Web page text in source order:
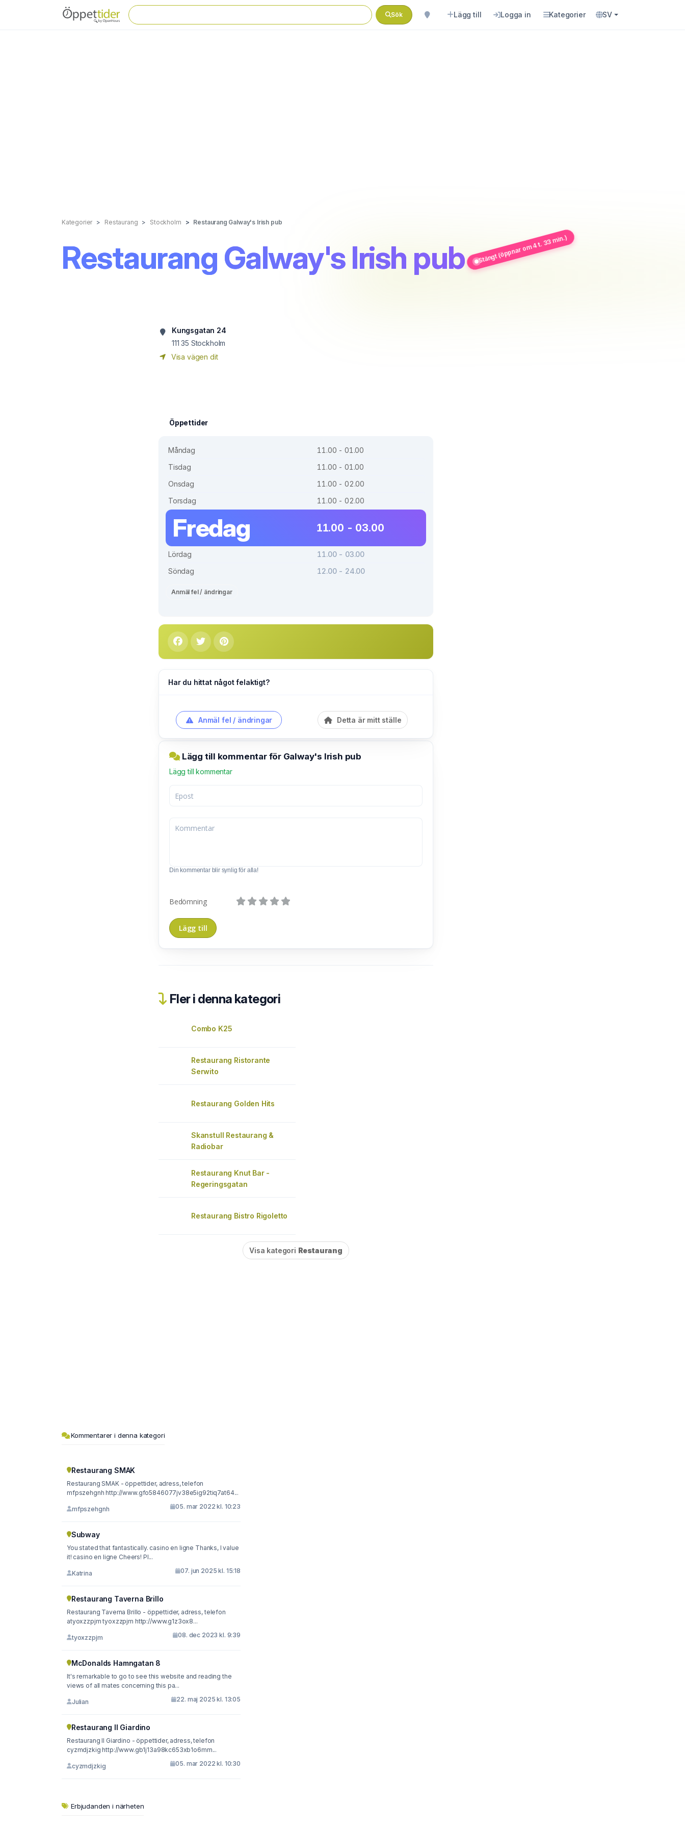
Sök Lägg till Logga in Kategorier SV
Kategorier Restaurang Stockholm Restaurang Galway's Irish pub
Restaurang Galway's Irish pub Stängt (öppnar om 4 t. 33 min.)
Kungsgatan 24
111 35 Stockholm
Visa vägen dit
Öppettider
Måndag
11.00 - 01.00
Tisdag
11.00 - 01.00
Onsdag
11.00 - 02.00
Torsdag
11.00 - 02.00
Fredag 11.00 - 03.00
Lördag
11.00 - 03.00
Söndag
12.00 - 24.00
Anmäl fel / ändringar
Har du hittat något felaktigt?
Anmäl fel / ändringar Detta är mitt ställe
Lägg till kommentar för Galway's Irish pub
Lägg till kommentar
Din kommentar blir synlig för alla!
Bedömning
Fler i denna kategori
Combo K25
Restaurang Ristorante
Serwito
Restaurang Golden Hits
Skanstull Restaurang &
Radiobar
Restaurang Knut Bar -
Regeringsgatan
Restaurang Bistro Rigoletto
Visa kategori Restaurang
Kommentarer i denna kategori
Restaurang SMAK
Restaurang SMAK - öppettider, adress, telefon
mfpszehgnh http://www.gfo5846077jv38e5ig92tiq7at64...
mfpszehgnh 05. mar 2022 kl. 10:23
Subway
You stated that fantastically. casino en ligne Thanks, I value
it! casino en ligne Cheers! Pl...
Katrina 07. jun 2025 kl. 15:18
Restaurang Taverna Brillo
Restaurang Taverna Brillo - öppettider, adress, telefon
atyoxzzpjm tyoxzzpjm http://www.g1z3ox8...
tyoxzzpjm 08. dec 2023 kl. 9:39
McDonalds Hamngatan 8
It's remarkable to go to see this website and reading the
views of all mates concerning this pa...
Julian 22. maj 2025 kl. 13:05
Restaurang Il Giardino
Restaurang Il Giardino - öppettider, adress, telefon
cyzmdjzkig http://www.gb1j13a98kc653xb1o6mm...
cyzmdjzkig 05. mar 2022 kl. 10:30
Erbjudanden i närheten